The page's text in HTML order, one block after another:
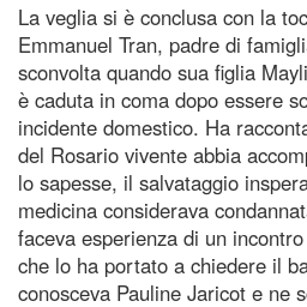
La veglia si è conclusa con la
Emmanuel Tran, padre di
sconvolta quando sua figlia
è caduta in coma dopo essere
incidente domestico. Ha
del Rosario vivente abbia
lo sapesse, il salvataggio
medicina considerava
faceva esperienza di un
che lo ha portato a chiedere il
conosceva Pauline Jaricot e ne